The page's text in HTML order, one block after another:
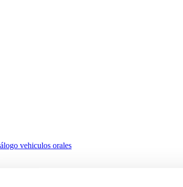
vehiculos orales